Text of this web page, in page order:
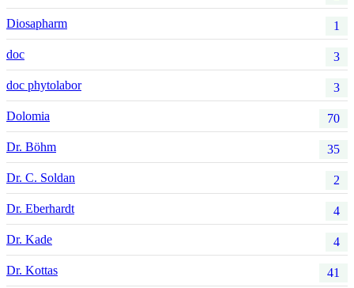
Diosapharm 1
doc 3
doc phytolabor 3
Dolomia 70
Dr. Böhm 35
Dr. C. Soldan 2
Dr. Eberhardt 4
Dr. Kade 4
Dr. Kottas 41